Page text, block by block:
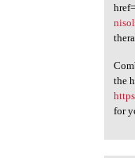
the
for